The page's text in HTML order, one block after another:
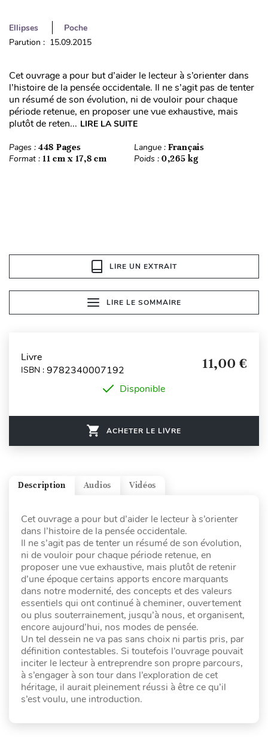
Ellipses
Poche
Parution : 15.09.2015
Cet ouvrage a pour but d’aider le lecteur à s’orienter dans
l’histoire de la pensée occidentale. Il ne s’agit pas de tenter
un résumé de son évolution, ni de vouloir pour chaque
période retenue, en proposer une vue exhaustive, mais
plutôt de reten... LIRE LA SUITE
Pages : 448 Pages Langue : Français
Format : 11 cm x 17,8 cm Poids : 0,265 kg
LIRE UN EXTRAIT
LIRE LE SOMMAIRE
Livre
ISBN : 9782340007192 11,00 €
Disponible
ACHETER LE LIVRE
Vidéos
Audios
Description
Cet ouvrage a pour but d’aider le lecteur à s’orienter
dans l’histoire de la pensée occidentale.
Il ne s’agit pas de tenter un résumé de son évolution,
ni de vouloir pour chaque période retenue, en
proposer une vue exhaustive, mais plutôt de retenir
d’une époque certains apports encore marquants
dans notre modernité, des concepts et des valeurs
essentiels qui ont continué à cheminer, ouvertement
ou plus souterrainement, jusqu’à nous, et organisent,
encore aujourd’hui, nos modes de pensée.
Un tel dessein ne va pas sans choix ni partis pris, par
définition contestables. Si toutefois l’ouvrage pouvait
inciter le lecteur à entreprendre son propre parcours,
à s’engager à son tour dans l’exploration de cet
héritage, il aurait pleinement réussi à être ce qu’il
s’est voulu, une introduction.